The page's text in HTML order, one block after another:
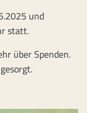
und
statt.
über Spenden.